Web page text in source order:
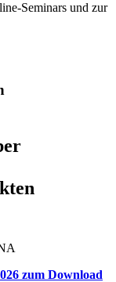
Seminars und zur
zum Download